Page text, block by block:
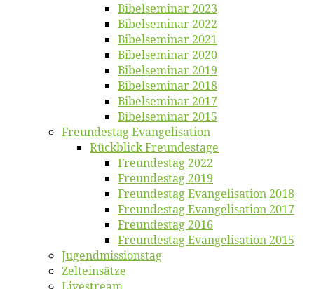
Bi­bel­se­mi­nar 2023
Bi­bel­se­mi­nar 2022
Bi­bel­se­mi­nar 2021
Bi­bel­se­mi­nar 2020
Bi­bel­se­mi­nar 2019
Bi­bel­se­mi­nar 2018
Bibelsemi­nar 2017
Bibelsemi­nar 2015
Freun­des­tag Evangelisation
Rück­blick Freundestage
Freun­des­tag 2022
Freun­des­tag 2019
Freun­des­tag Evan­ge­li­sa­ti­on 2018
Freun­des­tag Evan­ge­li­sa­ti­on 2017
Freun­des­tag 2016
Freun­des­tag Evan­ge­li­sa­ti­on 2015
Jugend­mis­sions­tag
Zelt­ein­sät­ze